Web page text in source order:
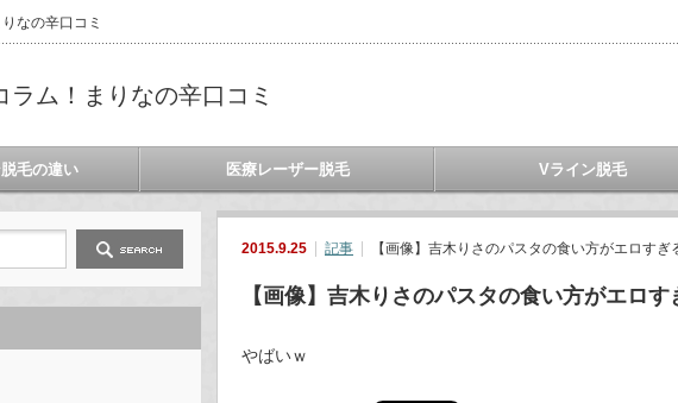
なの辛口コミ
ラム！まりなの辛口コミ
毛の違い 医療レーザー脱毛 Vライン脱毛
2015.9.25 記事 【画像】吉木りさのパスタの食い方がエロすぎ
【画像】吉木りさのパスタの食い方がエロす
やばいｗ